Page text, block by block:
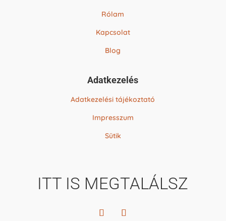
Rólam
Kapcsolat
Blog
Adatkezelés
Adatkezelési tájékoztató
Impresszum
Sütik
ITT IS MEGTALÁLSZ